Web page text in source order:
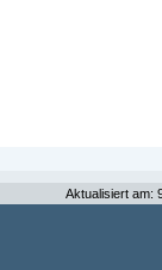
Aktualisiert am: